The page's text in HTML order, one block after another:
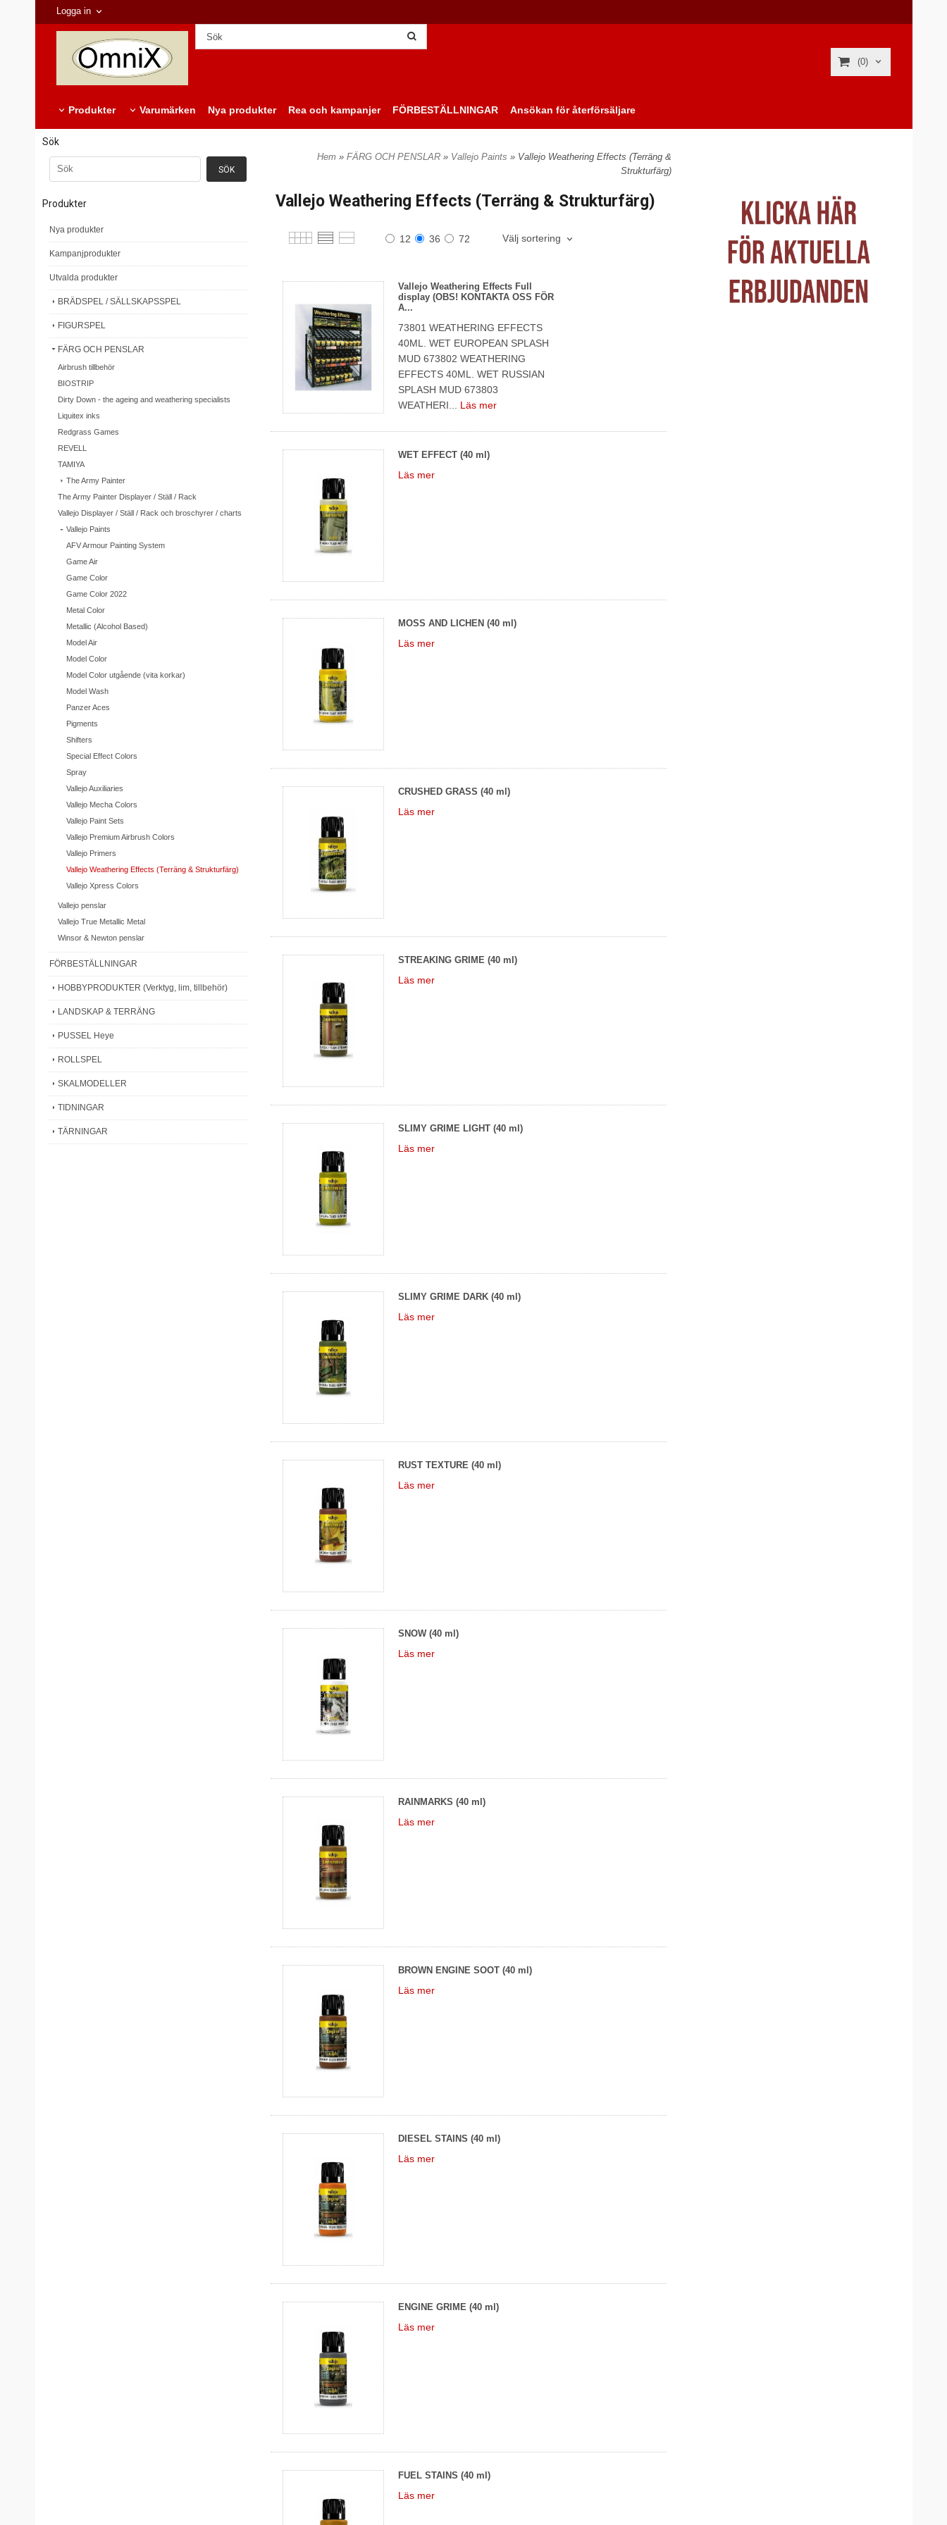
Logga in
(0)
Produkter Varumärken Nya produkter Rea och kampanjer FÖRBESTÄLLNINGAR Ansökan för återförsäljare
Sök
Produkter
Nya produkter
Kampanjprodukter
Utvalda produkter
BRÄDSPEL / SÄLLSKAPSSPEL
FIGURSPEL
FÄRG OCH PENSLAR
Airbrush tillbehör
BIOSTRIP
Dirty Down - the ageing and weathering specialists
Liquitex inks
Redgrass Games
REVELL
TAMIYA
The Army Painter
The Army Painter Displayer / Ställ / Rack
Vallejo Displayer / Ställ / Rack och broschyrer / charts
Vallejo Paints
AFV Armour Painting System
Game Air
Game Color
Game Color 2022
Metal Color
Metallic (Alcohol Based)
Model Air
Model Color
Model Color utgående (vita korkar)
Model Wash
Panzer Aces
Pigments
Shifters
Special Effect Colors
Spray
Vallejo Auxiliaries
Vallejo Mecha Colors
Vallejo Paint Sets
Vallejo Premium Airbrush Colors
Vallejo Primers
Vallejo Weathering Effects (Terräng & Strukturfärg)
Vallejo Xpress Colors
Vallejo penslar
Vallejo True Metallic Metal
Winsor & Newton penslar
FÖRBESTÄLLNINGAR
HOBBYPRODUKTER (Verktyg, lim, tillbehör)
LANDSKAP & TERRÄNG
PUSSEL Heye
ROLLSPEL
SKALMODELLER
TIDNINGAR
TÄRNINGAR
Hem »FÄRG OCH PENSLAR» Vallejo Paints» Vallejo Weathering Effects (Terräng &
Strukturfärg)
Vallejo Weathering Effects (Terräng & Strukturfärg)
12 36 72 Välj sortering
Vallejo Weathering Effects Full
display (OBS! KONTAKTA OSS FÖR
A...
73801 WEATHERING EFFECTS
40ML. WET EUROPEAN SPLASH
MUD 673802 WEATHERING
EFFECTS 40ML. WET RUSSIAN
SPLASH MUD 673803
WEATHERI... Läs mer
WET EFFECT (40 ml)
Läs mer
MOSS AND LICHEN (40 ml)
Läs mer
CRUSHED GRASS (40 ml)
Läs mer
STREAKING GRIME (40 ml)
Läs mer
SLIMY GRIME LIGHT (40 ml)
Läs mer
SLIMY GRIME DARK (40 ml)
Läs mer
RUST TEXTURE (40 ml)
Läs mer
SNOW (40 ml)
Läs mer
RAINMARKS (40 ml)
Läs mer
BROWN ENGINE SOOT (40 ml)
Läs mer
DIESEL STAINS (40 ml)
Läs mer
ENGINE GRIME (40 ml)
Läs mer
FUEL STAINS (40 ml)
Läs mer